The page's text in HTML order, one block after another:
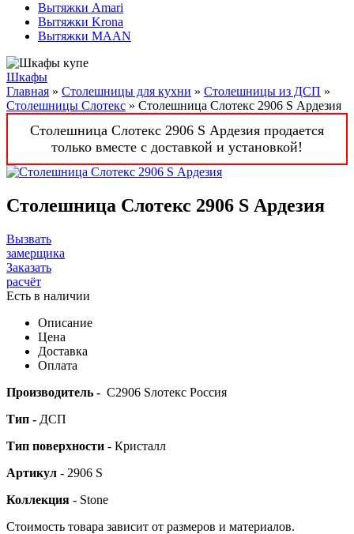
Вытяжки Amari
Вытяжки Krona
Вытяжки MAAN
Шкафы
Главная » Столешницы для кухни » Столешницы из ДСП »
Столешницы Слотекс » Столешница Слотекс 2906 S Ардезия
Столешница Слотекс 2906 S Ардезия продается
только вместе с доставкой и установкой!
Столешница Слотекс 2906 S Ардезия
Вызвать
замерщика
Заказать
расчёт
Есть в наличии
Описание
Цена
Доставка
Оплата
Производитель - С2906 Sлотекс Россия
Тип - ДСП
Тип поверхности - Кристалл
Артикул - 2906 S
Коллекция - Stone
Стоимость товара зависит от размеров и материалов.